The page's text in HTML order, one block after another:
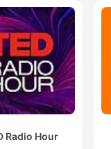
Radio Hour